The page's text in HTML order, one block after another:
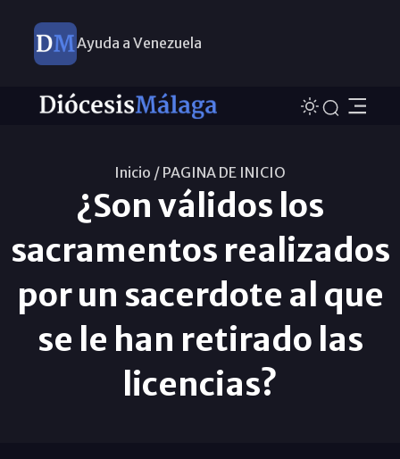
Ayuda a Venezuela
Inicio / PAGINA DE INICIO
¿Son válidos los
sacramentos realizados
por un sacerdote al que
se le han retirado las
licencias?